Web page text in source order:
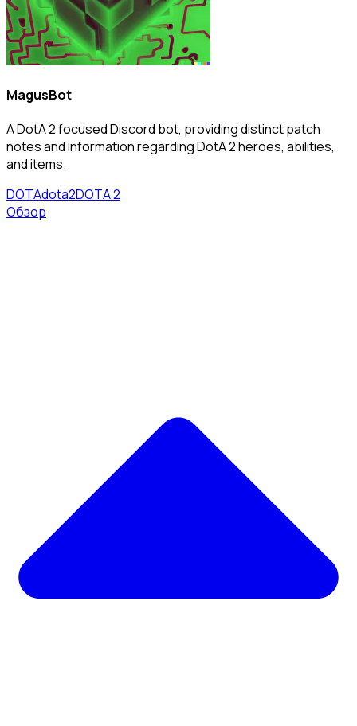
MagusBot
A DotA 2 focused Discord bot, providing distinct patch
notes and information regarding DotA 2 heroes, abilities,
and items.
DOTAdota2DOTA 2
Обзор